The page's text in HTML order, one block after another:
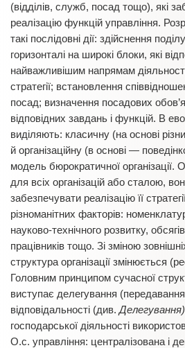
(відділів, служб, посад тощо), які
реалізацію функцій управління.
такі послідовні дії: здійснення
горизонталі на широкі блоки, які
найважливішим напрямам
стратегії; встановлення
посад; визначення посадових
відповідних завдань і функцій. В
виділяють: класичну (на основі
й організаційну (в основі —
модель бюрократичної
для всіх організацій або сталою,
забезпечувати реалізацію її
різноманітних факторів:
науково-технічного розвитку,
працівників тощо. Зі зміною
структура організації змінюється
Головним принципом сучасної
виступає делегування
відповідальності (див. Делегування)
господарської діяльності
О.с. управління: централізована і